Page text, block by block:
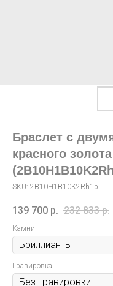
Браслет с
красного
SKU: 2B10H1B10K2Rh1b
139 700 р. 232 833 р.
Камни
Гравировка